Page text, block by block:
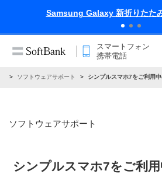
スマートフォン
携帯電話
ソフトウェアサポート シンプルスマホ7をご利用
ソフトウェアサポート
シンプルスマホ7をご利